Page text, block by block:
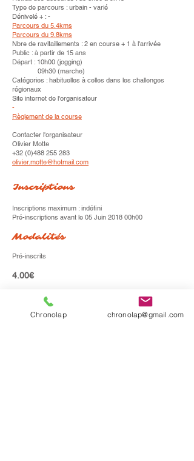
Type de parcours : urbain - varié
Dénivelé + : -
Parcours du 5.4kms
Parcours du 9.8kms
Nbre de ravitaillements : 2 en course + 1 à l'arrivée
Public : à partir de 15 ans
Départ : 10h00 (jogging)
09h30 (marche)
Catégories : habituelles à celles dans les challenges
régionaux
Site internet de l'organisateur
-
Règlement de la course
Contacter l'organisateur
Olivier Motte
+32 (0)488 255 283
olivier.motte@hotmail.com
Inscriptions
Inscriptions maximum : indéfini
Pré-inscriptions avant le 05 Juin 2018 00h00
Modalités
Pré-inscrits
4.00€
A payer sur le compte suivant :
0636 1357 4747
Chronolap chronolap@gmail.com